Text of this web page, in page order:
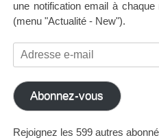
une notification email à chaque
(menu "Actualité - New").
Adresse
e-
mail
Abonnez-vous
Rejoignez les 599 autres